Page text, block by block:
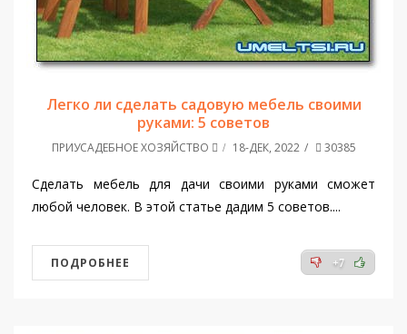
Легко ли сделать садовую мебель своими
руками: 5 советов
ПРИУСАДЕБНОЕ ХОЗЯЙСТВО 18-ДЕК, 2022 30385
Сделать мебель для дачи своими руками сможет
любой человек. В этой статье дадим 5 советов....
+7
ПОДРОБНЕЕ